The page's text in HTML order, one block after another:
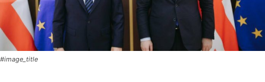
#image_title